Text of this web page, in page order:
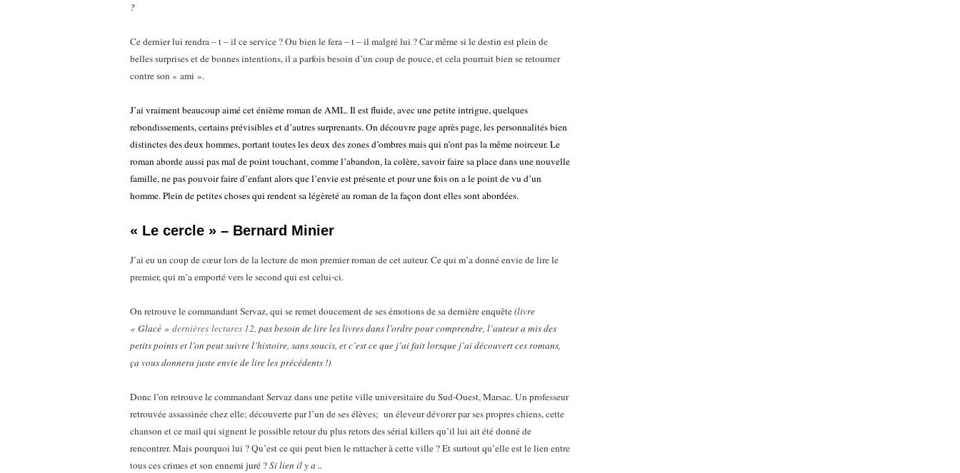
?
Ce dernier lui rendra – t – il ce service ? Ou bien le fera – t – il malgré lui ? Car même si le destin est plein de
belles surprises et de bonnes intentions, il a parfois besoin d’un coup de pouce, et cela pourrait bien se retourner
contre son « ami ».
J’ai vraiment beaucoup aimé cet énième roman de AML. Il est fluide, avec une petite intrigue, quelques
rebondissements, certains prévisibles et d’autres surprenants. On découvre page après page, les personnalités bien
distinctes des deux hommes, portant toutes les deux des zones d’ombres mais qui n’ont pas la même noirceur. Le
roman aborde aussi pas mal de point touchant, comme l’abandon, la colère, savoir faire sa place dans une nouvelle
famille, ne pas pouvoir faire d’enfant alors que l’envie est présente et pour une fois on a le point de vu d’un
homme. Plein de petites choses qui rendent sa légèreté au roman de la façon dont elles sont abordées.
« Le cercle » – Bernard Minier
J’ai eu un coup de cœur lors de la lecture de mon premier roman de cet auteur. Ce qui m’a donné envie de lire le
premier, qui m’a emporté vers le second qui est celui-ci.
On retrouve le commandant Servaz, qui se remet doucement de ses émotions de sa dernière enquête(livre
« Glacé » dernières lectures 12, pas besoin de lire les livres dans l’ordre pour comprendre, l’auteur a mis des
petits points et l’on peut suivre l’histoire, sans soucis, et c’est ce que j’ai fait lorsque j’ai découvert ces romans,
ça vous donnera juste envie de lire les précédents !)
Donc l’on retrouve le commandant Servaz dans une petite ville universitaire du Sud-Ouest, Marsac. Un professeur
retrouvée assassinée chez elle; découverte par l’un de ses élèves; un éleveur dévorer par ses propres chiens, cette
chanson et ce mail qui signent le possible retour du plus retors des sérial killers qu’il lui ait été donné de
rencontrer. Mais pourquoi lui ? Qu’est ce qui peut bien le rattacher à cette ville ? Et surtout qu’elle est le lien entre
tous ces crimes et son ennemi juré ?Si lien il y a ..